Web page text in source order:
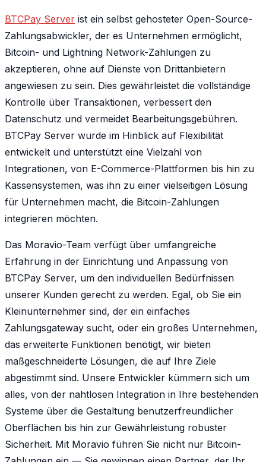
BTCPay Server ist ein selbst gehosteter Open-Source-
Zahlungsabwickler, der es Unternehmen ermöglicht,
Bitcoin- und Lightning Network-Zahlungen zu
akzeptieren, ohne auf Dienste von Drittanbietern
angewiesen zu sein. Dies gewährleistet die vollständige
Kontrolle über Transaktionen, verbessert den
Datenschutz und vermeidet Bearbeitungsgebühren.
BTCPay Server wurde im Hinblick auf Flexibilität
entwickelt und unterstützt eine Vielzahl von
Integrationen, von E-Commerce-Plattformen bis hin zu
Kassensystemen, was ihn zu einer vielseitigen Lösung
für Unternehmen macht, die Bitcoin-Zahlungen
integrieren möchten.
Das Moravio-Team verfügt über umfangreiche
Erfahrung in der Einrichtung und Anpassung von
BTCPay Server, um den individuellen Bedürfnissen
unserer Kunden gerecht zu werden. Egal, ob Sie ein
Kleinunternehmer sind, der ein einfaches
Zahlungsgateway sucht, oder ein großes Unternehmen,
das erweiterte Funktionen benötigt, wir bieten
maßgeschneiderte Lösungen, die auf Ihre Ziele
abgestimmt sind. Unsere Entwickler kümmern sich um
alles, von der nahtlosen Integration in Ihre bestehenden
Systeme über die Gestaltung benutzerfreundlicher
Oberflächen bis hin zur Gewährleistung robuster
Sicherheit. Mit Moravio führen Sie nicht nur Bitcoin-